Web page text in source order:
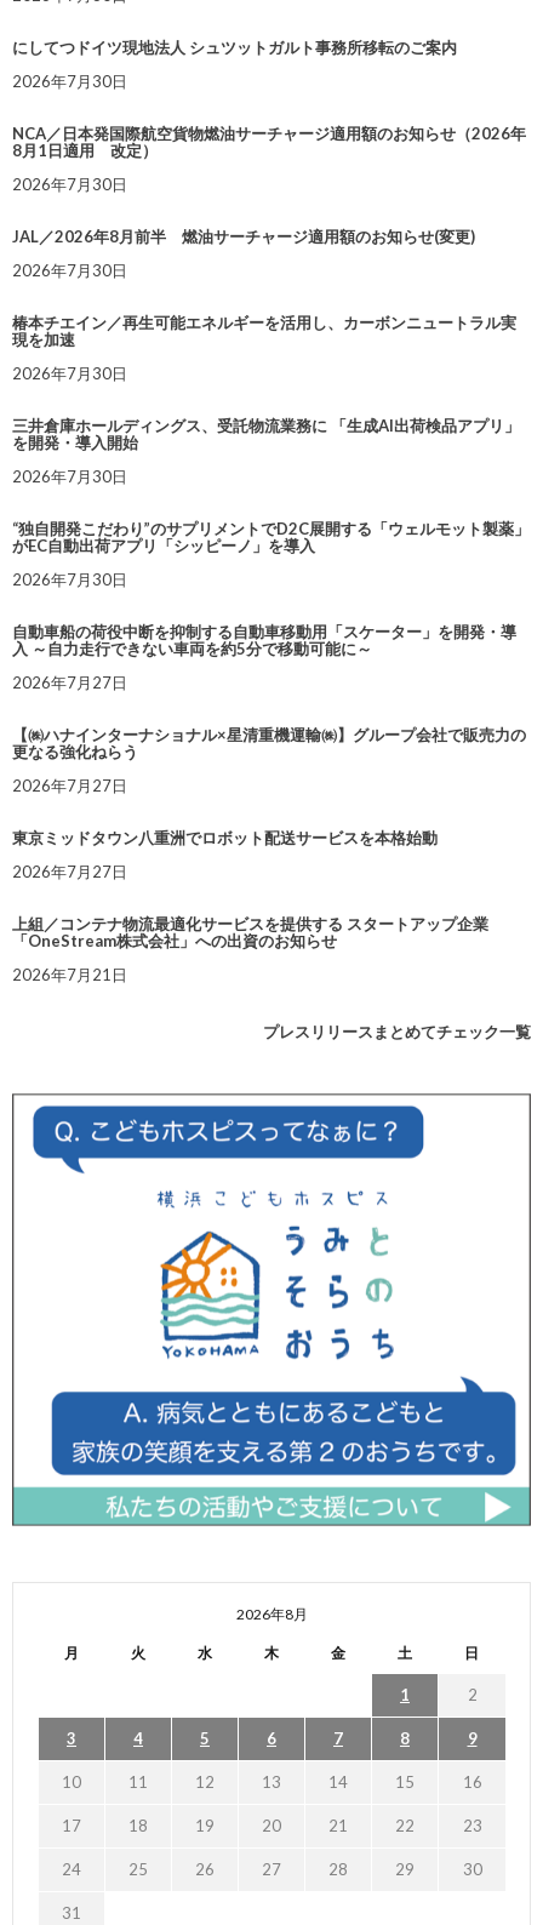
にしてつドイツ現地法人 シュツットガルト事務所移転のご案内
2026年7月30日
NCA／日本発国際航空貨物燃油サーチャージ適用額のお知らせ（2026年
8月1日適用 改定）
2026年7月30日
JAL／2026年8月前半 燃油サーチャージ適用額のお知らせ(変更)
2026年7月30日
椿本チエイン／再生可能エネルギーを活用し、カーボンニュートラル実
現を加速
2026年7月30日
三井倉庫ホールディングス、受託物流業務に 「生成AI出荷検品アプリ」
を開発・導入開始
2026年7月30日
“独自開発こだわり”のサプリメントでD2C展開する「ウェルモット製薬」
がEC自動出荷アプリ「シッピーノ」を導入
2026年7月30日
自動車船の荷役中断を抑制する自動車移動用「スケーター」を開発・導
入 ～自力走行できない車両を約5分で移動可能に～
2026年7月27日
【㈱ハナインターナショナル×星清重機運輸㈱】グループ会社で販売力の
更なる強化ねらう
2026年7月27日
東京ミッドタウン八重洲でロボット配送サービスを本格始動
2026年7月27日
上組／コンテナ物流最適化サービスを提供する スタートアップ企業
「OneStream株式会社」への出資のお知らせ
2026年7月21日
プレスリリースまとめてチェック一覧
2026年8月
月 火 水 木 金 土 日
1 2
3 4 5 6 7 8 9
10 11 12 13 14 15 16
17 18 19 20 21 22 23
24 25 26 27 28 29 30
31